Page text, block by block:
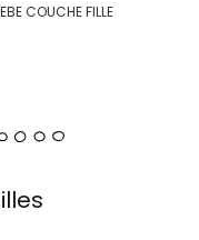
COUCHE FILLE